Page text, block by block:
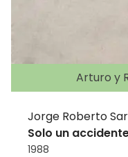
Arturo y
Jorge Roberto
Solo un
1988